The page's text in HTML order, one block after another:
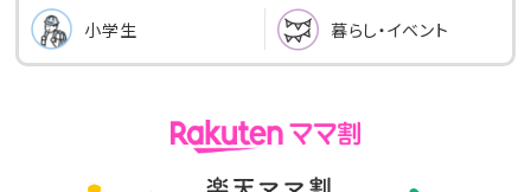
小学生 暮らし・イベント